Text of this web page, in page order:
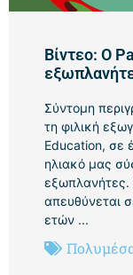
Βίντεο: Ο
Σύντομη
τη φιλική
Education, σε
ηλιακό μας
εξωπλανήτες.
απευθύνεται
ετών ...